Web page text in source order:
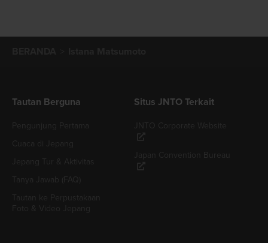
Tautan Berguna Situs JNTO Terkait